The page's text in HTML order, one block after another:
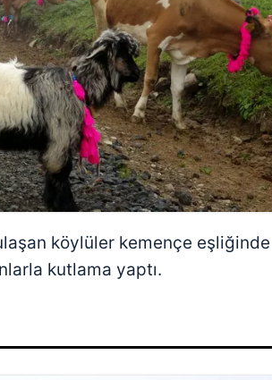
köylüler kemençe eşliğinde
kutlama yaptı.